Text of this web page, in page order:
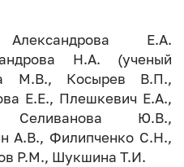
Е.А.
Н.А. (ученый
М.В., Косырев В.П.,
Е.Е., Плешкевич Е.А.,
Ю.В.,
А.В., Филипченко С.Н.,
Р.М., Шукшина Т.И.